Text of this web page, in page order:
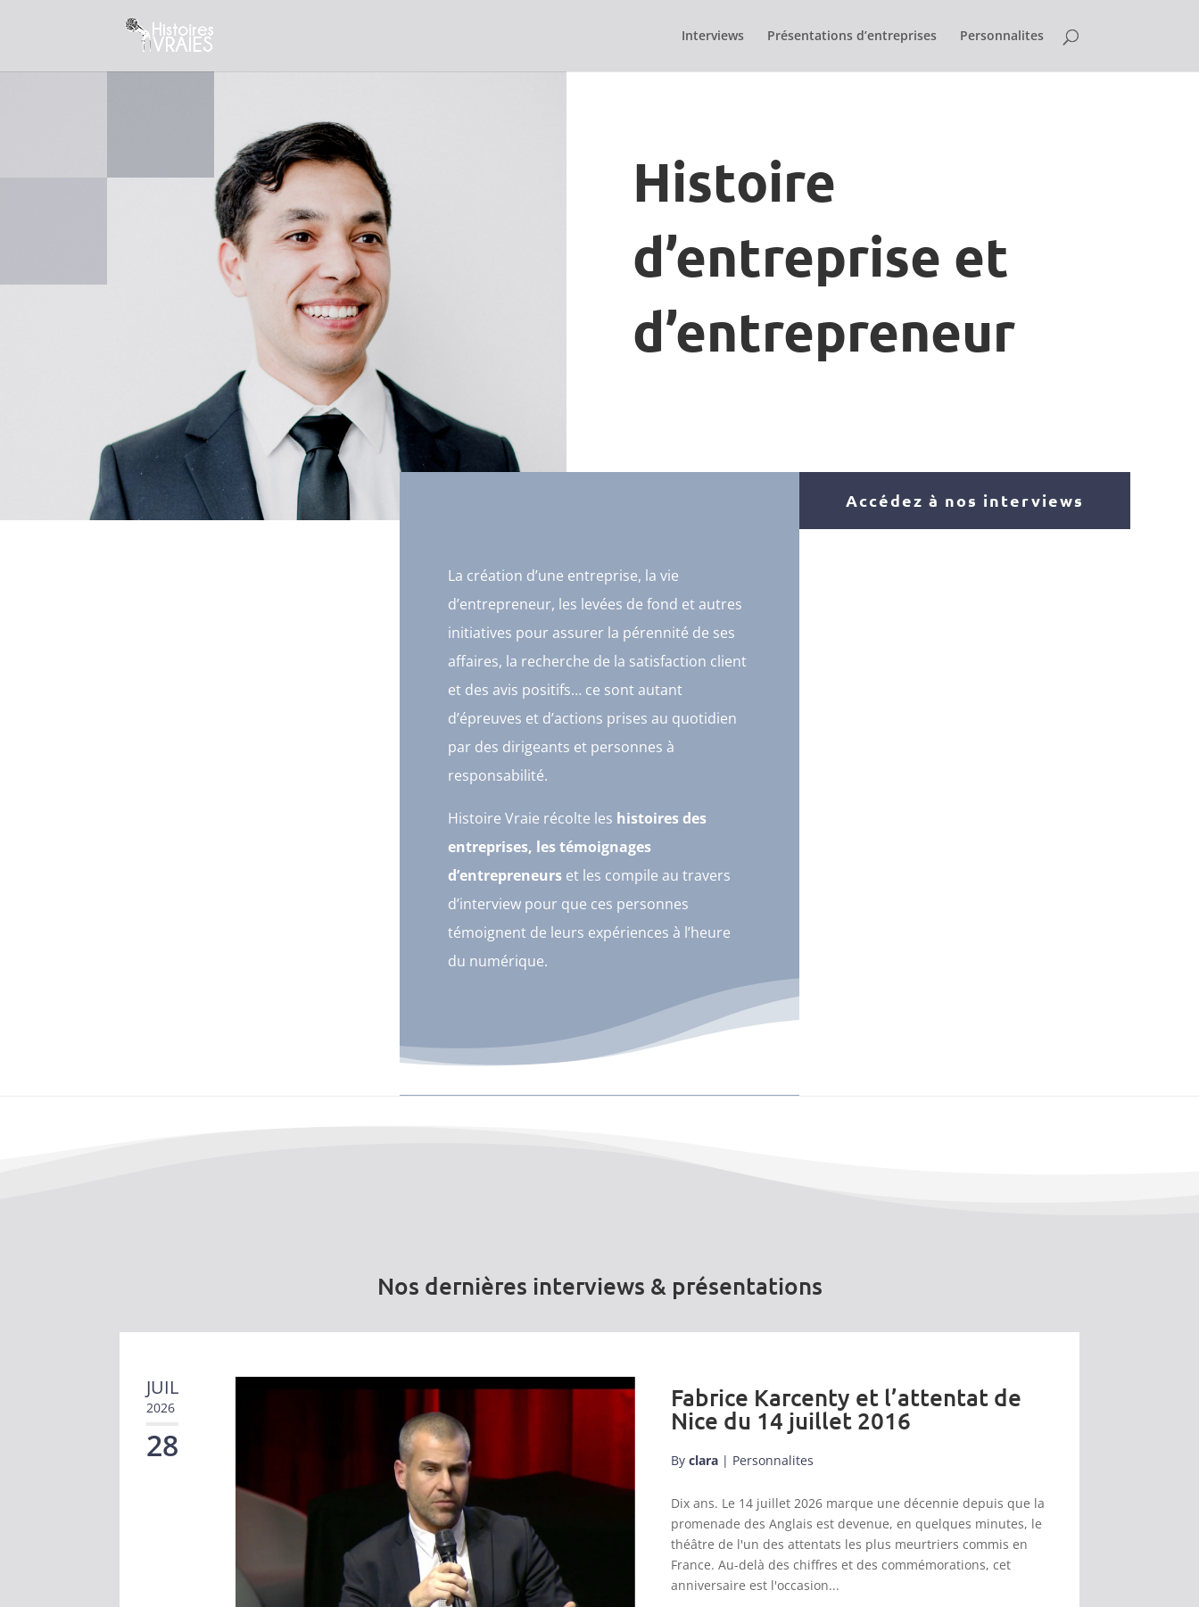
Interviews Présentations d’entreprises Personnalites
Histoire
d’entreprise et
d’entrepreneur
La création d’une entreprise, la vie
d’entrepreneur, les levées de fond et autres
initiatives pour assurer la pérennité de ses
affaires, la recherche de la satisfaction client
et des avis positifs… ce sont autant
d’épreuves et d’actions prises au quotidien
par des dirigeants et personnes à
responsabilité.
Histoire Vraie récolte les histoires des
entreprises, les témoignages
d’entrepreneurset les compile au travers
d’interview pour que ces personnes
témoignent de leurs expériences à l’heure
du numérique.
Accédez à nos interviews
Nos dernières interviews & présentations
JUIL
2026
28
Fabrice Karcenty et l’attentat de
Nice du 14 juillet 2016
By clara | Personnalites
Dix ans. Le 14 juillet 2026 marque une décennie depuis que la
promenade des Anglais est devenue, en quelques minutes, le
théâtre de l'un des attentats les plus meurtriers commis en
France. Au-delà des chiffres et des commémorations, cet
anniversaire est l'occasion...